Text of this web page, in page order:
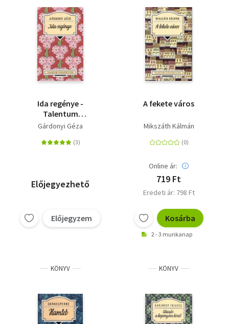
Ida regénye -
Talentum
diákkönyvtár
Gárdonyi Géza
Előjegyezhető
Előjegyzem
A fekete város
Mikszáth Kálmán
Online ár:
719 Ft
Eredeti ár: 798 Ft
Kosárba
2 - 3 munkanap
KÖNYV KÖNYV